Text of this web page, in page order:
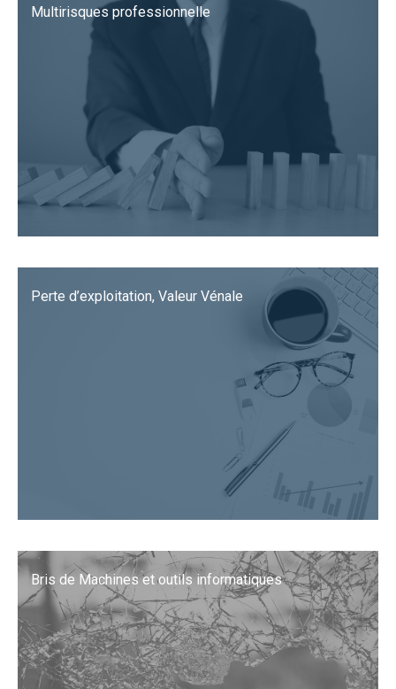
Multirisques professionnelle
Perte d’exploitation, Valeur Vénale
Bris de Machines et outils informatiques